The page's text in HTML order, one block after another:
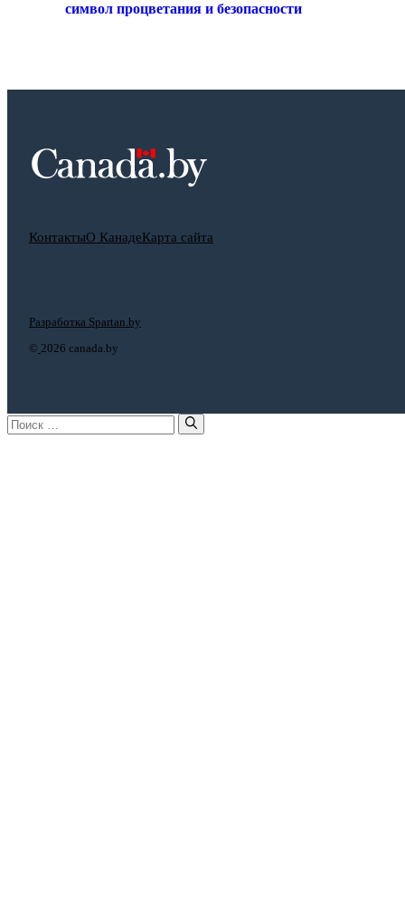
символ процветания и безопасности
КонтактыО КанадеКарта сайта
© 2026 canada.by
Разработка Spartan.by
Поиск: